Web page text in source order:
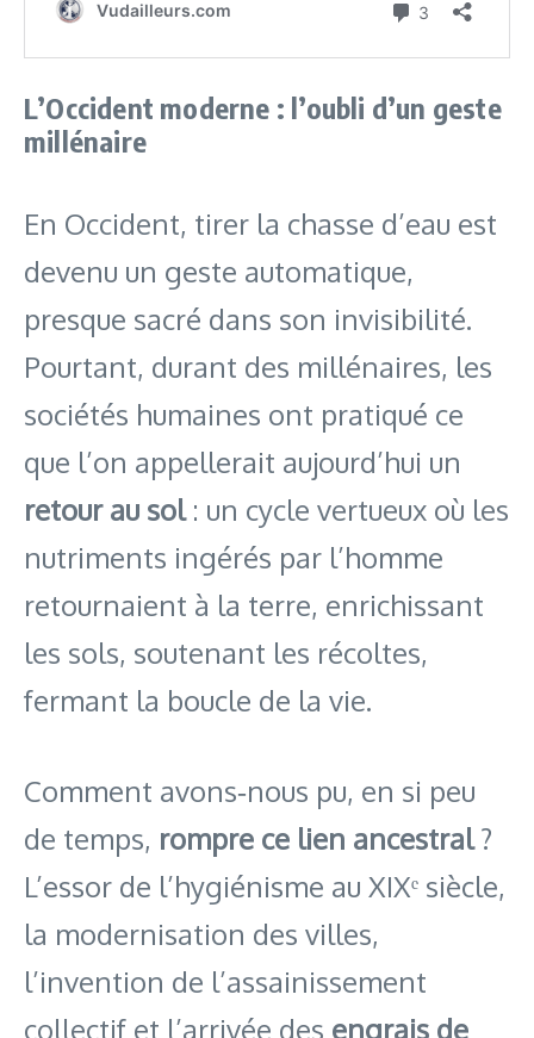
L’Occident moderne : l’oubli d’un geste
millénaire
En Occident, tirer la chasse d’eau est
devenu un geste automatique,
presque sacré dans son invisibilité.
Pourtant, durant des millénaires, les
sociétés humaines ont pratiqué ce
que l’on appellerait aujourd’hui un
retour au sol: un cycle vertueux où les
nutriments ingérés par l’homme
retournaient à la terre, enrichissant
les sols, soutenant les récoltes,
fermant la boucle de la vie.
Comment avons‑nous pu, en si peu
de temps, rompre ce lien ancestral?
L’essor de l’hygiénisme au XIXᵉ siècle,
la modernisation des villes,
l’invention de l’assainissement
collectif et l’arrivée des engrais de